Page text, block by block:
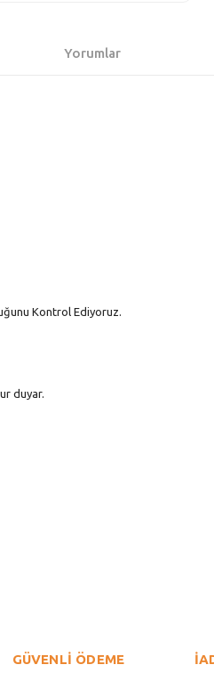
Yorumlar
Kontrol Ediyoruz.
duyar.
GÜVENLİ ÖDEME